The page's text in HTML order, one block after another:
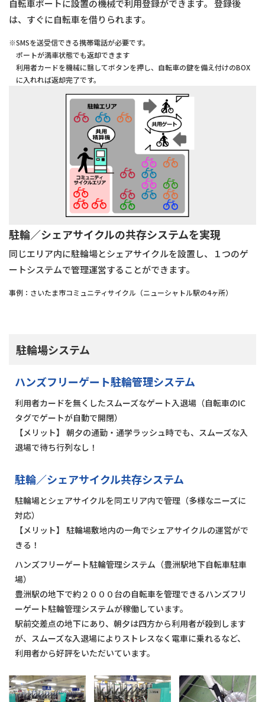
⾃転⾞ポートに設置の機械で利⽤登録ができます。 登録後
は、すぐに⾃転⾞を借りられます。
※SMSを送受信できる携帯電話が必要です。
ポートが満⾞状態でも返却できます
利⽤者カードを機械に翳してボタンを押し、⾃転⾞の鍵を備え付けのBOX
に⼊れれば返却完了です。
駐輪／シェアサイクルの共存システムを実現
同じエリア内に駐輪場とシェアサイクルを設置し、１つのゲ
ートシステムで管理運営することができます。
事例：さいたま市コミュニティサイクル（ニューシャトル駅の4ヶ所）
駐輪場システム
ハンズフリーゲート駐輪管理システム
利⽤者カードを無くしたスムーズなゲート⼊退場（⾃転⾞のIC
タグでゲートが⾃動で開閉）
【メリット】 朝⼣の通勤・通学ラッシュ時でも、スムーズな⼊
退場で待ち⾏列なし！
駐輪／シェアサイクル共存システム
駐輪場とシェアサイクルを同エリア内で管理（多様なニーズに
対応）
【メリット】 駐輪場敷地内の⼀⾓でシェアサイクルの運営がで
きる！
ハンズフリーゲート駐輪管理システム（豊洲駅地下⾃転⾞駐⾞
場）
豊洲駅の地下で約２０００台の⾃転⾞を管理できるハンズフリ
ーゲート駐輪管理システムが稼働しています。
駅前交差点の地下にあり、朝⼣は四⽅から利⽤者が殺到します
が、スムーズな⼊退場によりストレスなく電⾞に乗れるなど、
利⽤者から好評をいただいています。